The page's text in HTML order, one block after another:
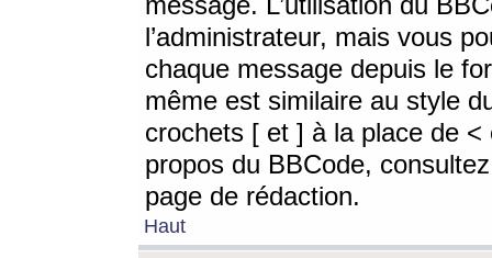
l’administrateur, mais vous
chaque message depuis le
même est similaire au style
crochets [ et ] à la place de <
propos du BBCode,
page de rédaction.
Haut